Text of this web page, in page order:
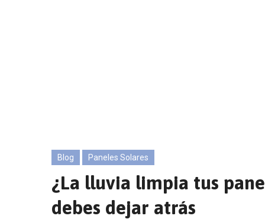
Blog Paneles Solares
¿La lluvia limpia tus
debes dejar atrás